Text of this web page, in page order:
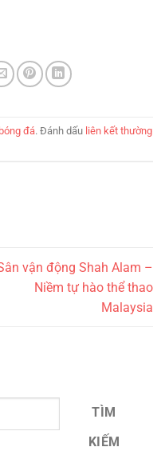
đá. Đánh dấu liên kết thường
vận động Shah Alam –
Niềm tự hào thể thao
Malaysia
TÌM
KIẾM